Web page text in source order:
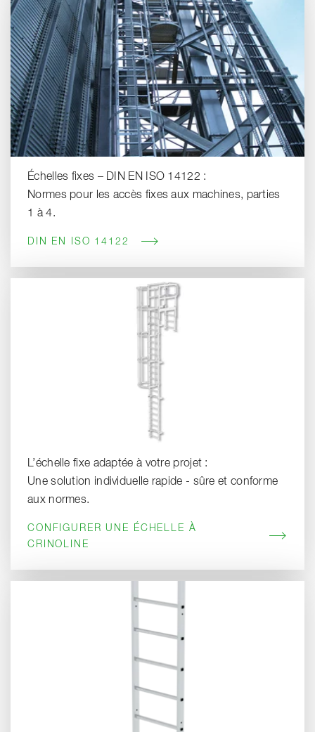
Échelles fixes – DIN EN ISO 14122 :
Normes pour les accès fixes aux machines, parties
1 à 4.
DIN EN ISO 14122
L’échelle fixe adaptée à votre projet :
Une solution individuelle rapide - sûre et conforme
aux normes.
CONFIGURER UNE ÉCHELLE À
CRINOLINE